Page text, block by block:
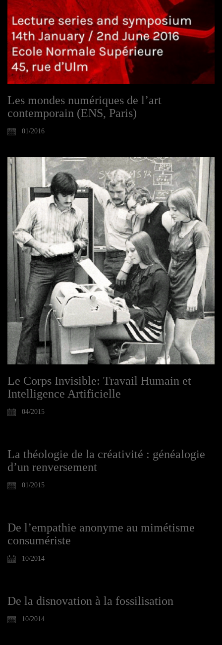
Les mondes numériques de l’art
contemporain (ENS, Paris)
01/2016
Le Corps Invisible: Travail Humain et
Intelligence Artificielle
04/2015
La théologie de la créativité : généalogie
d’un renversement
01/2015
De l’empathie anonyme au mimétisme
consumériste
10/2014
De la disnovation à la fossilisation
10/2014